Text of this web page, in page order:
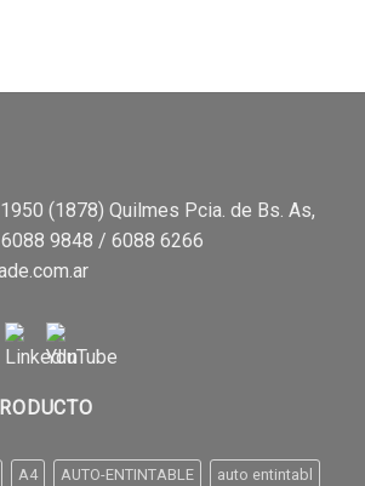
(1878) Quilmes Pcia. de Bs. As,
9848 / 6088 6266
A4 AUTO-ENTINTABLE auto entintabl